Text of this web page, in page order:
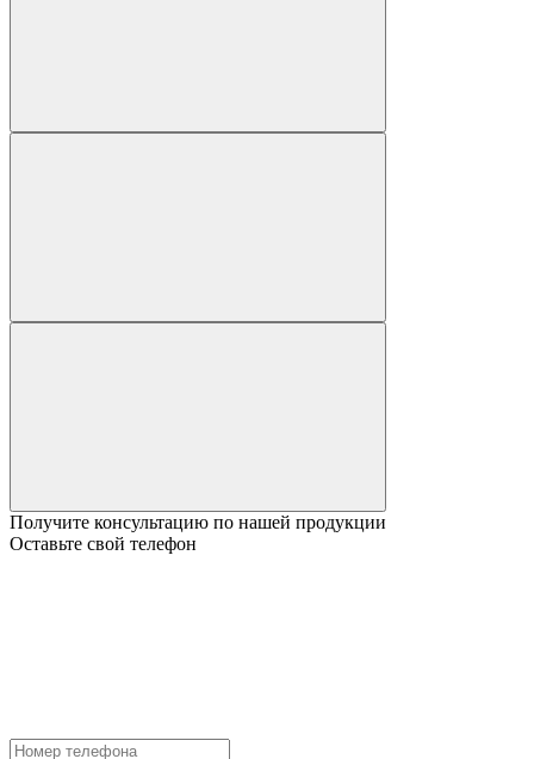
Получите консультацию по нашей продукции
Оставьте свой телефон